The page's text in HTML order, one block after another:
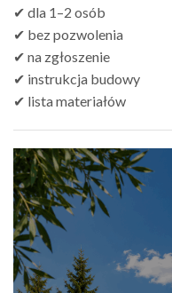
✔ dla 1–2 osób
✔ bez pozwolenia
✔ na zgłoszenie
✔ instrukcja budowy
✔ lista materiałów